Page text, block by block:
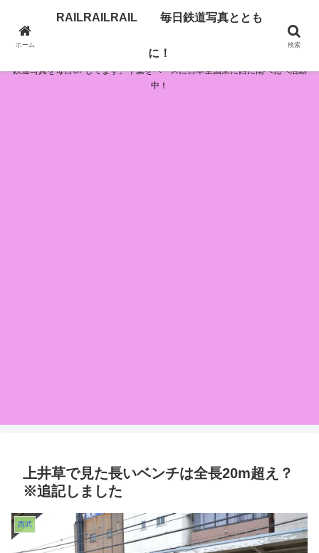
RAILRAILRAIL 毎日鉄道写真とともに！
鉄道写真を毎日UPしてます。千葉をベースに日本全国東に西に南へ北へ活動
中！
上井草で見た長いベンチは全長20m超え？
※追記しました
西武
ホーム
RAILRAILRAIL 毎日鉄道写真ととも
に！
検索